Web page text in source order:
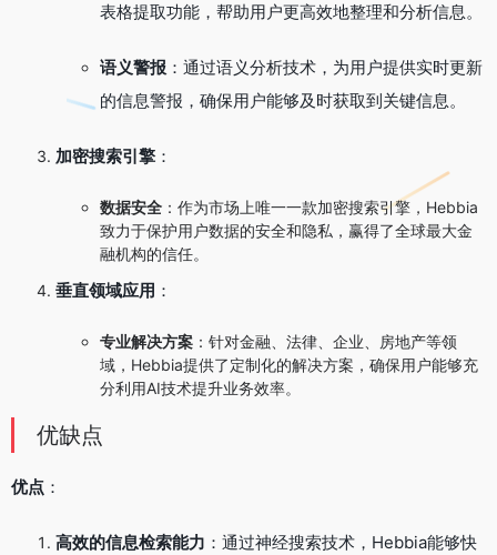
表格提取功能，帮助用户更高效地整理和分析信息。
语义警报 ：通过语义分析技术，为用户提供实时更新
的信息警报，确保用户能够及时获取到关键信息。
加密搜索引擎 ：
数据安全 ：作为市场上唯一一款加密搜索引擎，Hebbia
致力于保护用户数据的安全和隐私，赢得了全球最大金
融机构的信任。
垂直领域应用 ：
专业解决方案 ：针对金融、法律、企业、房地产等领
域，Hebbia提供了定制化的解决方案，确保用户能够充
分利用AI技术提升业务效率。
优缺点
优点 ：
高效的信息检索能力 ：通过神经搜索技术，Hebbia能够快